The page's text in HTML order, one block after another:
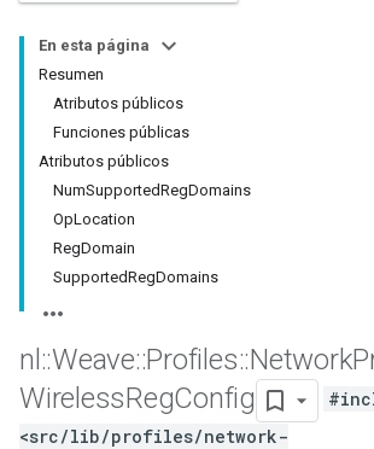
En esta página
Resumen
Atributos públicos
Funciones públicas
Atributos públicos
NumSupportedRegDomains
OpLocation
RegDomain
SupportedRegDomains
nl ::Weave::Profiles::Network
WirelessRegConfig
<src/lib/profiles/network-